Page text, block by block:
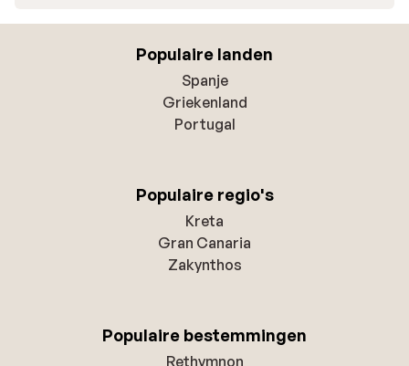
Populaire landen
Spanje
Griekenland
Portugal
Populaire regio's
Kreta
Gran Canaria
Zakynthos
Populaire bestemmingen
Rethymnon